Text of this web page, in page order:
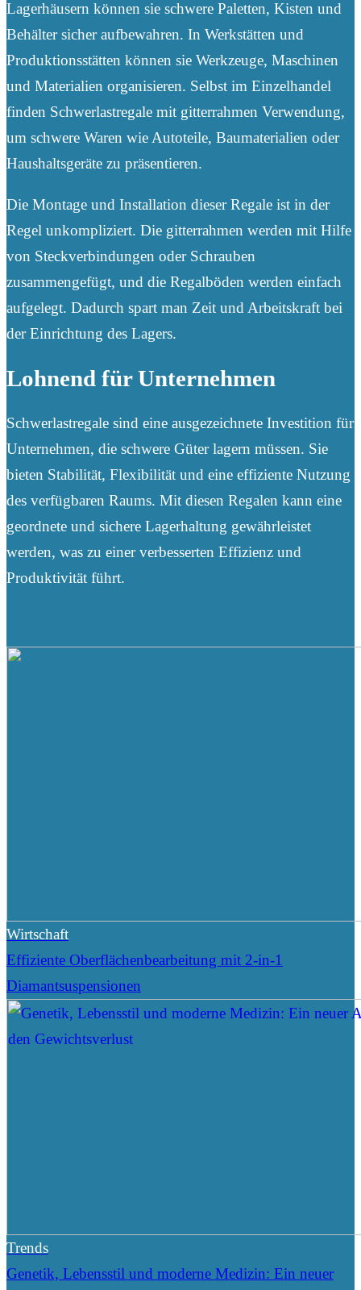
Lagerhäusern können sie schwere Paletten, Kisten und
Behälter sicher aufbewahren. In Werkstätten und
Produktionsstätten können sie Werkzeuge, Maschinen
und Materialien organisieren. Selbst im Einzelhandel
finden Schwerlastregale mit gitterrahmen Verwendung,
um schwere Waren wie Autoteile, Baumaterialien oder
Haushaltsgeräte zu präsentieren.
Die Montage und Installation dieser Regale ist in der
Regel unkompliziert. Die gitterrahmen werden mit Hilfe
von Steckverbindungen oder Schrauben
zusammengefügt, und die Regalböden werden einfach
aufgelegt. Dadurch spart man Zeit und Arbeitskraft bei
der Einrichtung des Lagers.
Lohnend für Unternehmen
Schwerlastregale sind eine ausgezeichnete Investition für
Unternehmen, die schwere Güter lagern müssen. Sie
bieten Stabilität, Flexibilität und eine effiziente Nutzung
des verfügbaren Raums. Mit diesen Regalen kann eine
geordnete und sichere Lagerhaltung gewährleistet
werden, was zu einer verbesserten Effizienz und
Produktivität führt.
Wirtschaft
Effiziente Oberflächenbearbeitung mit 2-in-1
Diamantsuspensionen
Trends
Genetik, Lebensstil und moderne Medizin: Ein neuer